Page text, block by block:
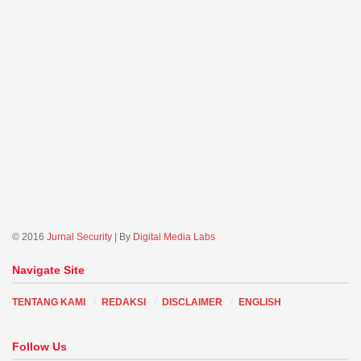
© 2016 Jurnal Security | By Digital Media Labs
Navigate Site
TENTANG KAMI REDAKSI DISCLAIMER ENGLISH
Follow Us